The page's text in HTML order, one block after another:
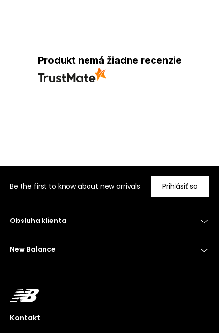
Produkt nemá žiadne recenzie
Be the first to know about new arrivals Prihlásiť sa
Obsluha klienta
New Balance
Kontakt